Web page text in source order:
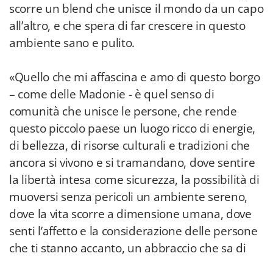
scorre un blend che unisce il mondo da un capo
all’altro, e che spera di far crescere in questo
ambiente sano e pulito.
«Quello che mi affascina e amo di questo borgo
– come delle Madonie - è quel senso di
comunità che unisce le persone, che rende
questo piccolo paese un luogo ricco di energie,
di bellezza, di risorse culturali e tradizioni che
ancora si vivono e si tramandano, dove sentire
la libertà intesa come sicurezza, la possibilità di
muoversi senza pericoli un ambiente sereno,
dove la vita scorre a dimensione umana, dove
senti l’affetto e la considerazione delle persone
che ti stanno accanto, un abbraccio che sa di